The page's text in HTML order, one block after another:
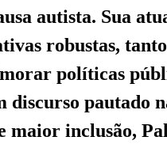
autista. Sua
robustas,
políticas
discurso pautado
maior inclusão,